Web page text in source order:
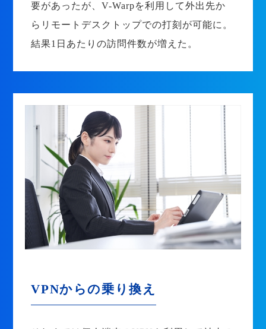
要があったが、V-Warpを利用して外出先か
らリモートデスクトップでの打刻が可能に。
結果1日あたりの訪問件数が増えた。
VPNからの乗り換え